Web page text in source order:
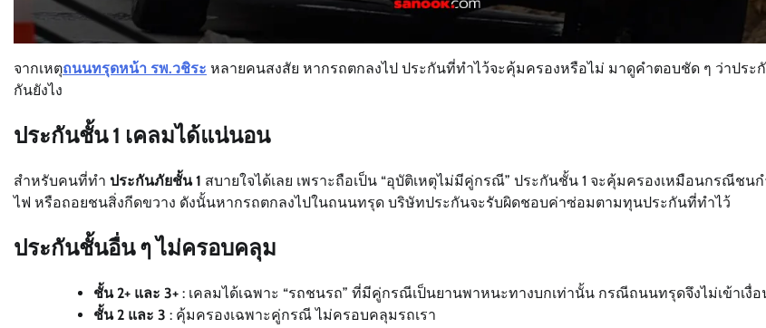
จากเหตุถนนทรุดหน้า รพ.วชิระ หลายคนสงสัย หากรถตกลงไป ประกันที่ทำไว้จะคุ้มครองหรือไม่ มาดูคำตอบชัด ๆ ว่าประ
กันยังไง
ประกันชั้น 1 เคลมได้แน่นอน
สำหรับคนที่ทำ ประกันภัยชั้น 1 สบายใจได้เลย เพราะถือเป็น “อุบัติเหตุไม่มีคู่กรณี” ประกันชั้น 1 จะคุ้มครองเหมือนกรณีชน
ไฟ หรือถอยชนสิ่งกีดขวาง ดังนั้นหากรถตกลงไปในถนนทรุด บริษัทประกันจะรับผิดชอบค่าซ่อมตามทุนประกันที่ทำไว้
ประกันชั้นอื่น ๆ ไม่ครอบคลุม
ชั้น 2+ และ 3+ : เคลมได้เฉพาะ “รถชนรถ” ที่มีคู่กรณีเป็นยานพาหนะทางบกเท่านั้น กรณีถนนทรุดจึงไม่เข้าเงื่อ
ชั้น 2 และ 3 : คุ้มครองเฉพาะคู่กรณี ไม่ครอบคลุมรถเรา